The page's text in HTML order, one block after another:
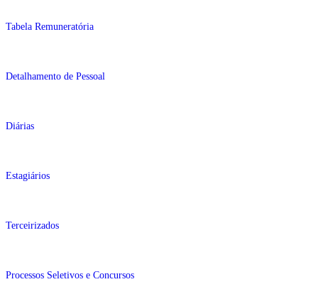
Tabela Remuneratória
Detalhamento de Pessoal
Diárias
Estagiários
Terceirizados
Processos Seletivos e Concursos